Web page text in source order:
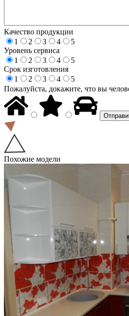
Качество продукции
1
2 3 4
5
Уровень сервиса
1
2 3 4
5
Срок изготовления
1
2 3 4
5
Пожалуйста, докажите, что вы
Похожие модели